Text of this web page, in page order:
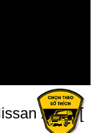
Xtrail [